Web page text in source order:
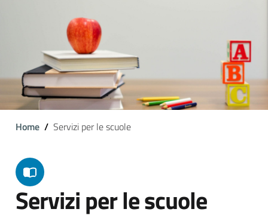
Home Servizi per le scuole
Servizi per le scuole